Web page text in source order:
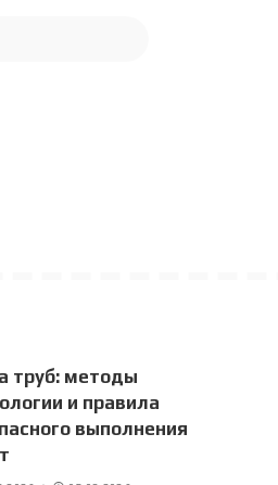
труб: методы
и правила
выполнения